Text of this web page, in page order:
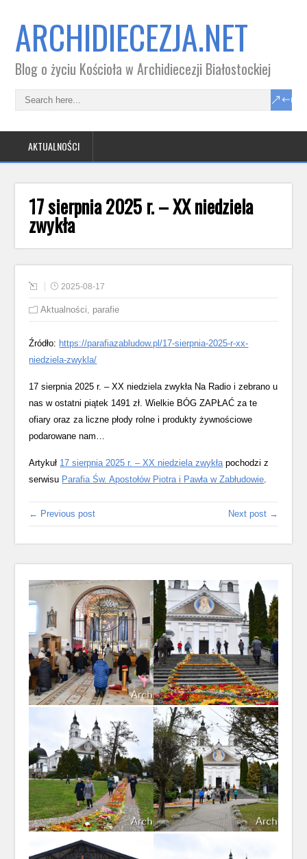
ARCHIDIECEZJA.NET
Blog o życiu Kościoła w Archidiecezji Białostockiej
AKTUALNOŚCI
17 sierpnia 2025 r. – XX niedziela
zwykła
2025-08-17
Aktualności, parafie
Źródło: https://parafiazabludow.pl/17-sierpnia-2025-r-xx-
niedziela-zwykla/
17 sierpnia 2025 r. – XX niedziela zwykła Na Radio i zebrano u
nas w ostatni piątek 1491 zł. Wielkie BÓG ZAPŁAĆ za te
ofiary oraz za liczne płody rolne i produkty żywnościowe
podarowane nam…
Artykuł 17 sierpnia 2025 r. – XX niedziela zwykłapochodzi z
serwisu Parafia Św. Apostołów Piotra i Pawła w Zabłudowie.
← Previous post Next post →